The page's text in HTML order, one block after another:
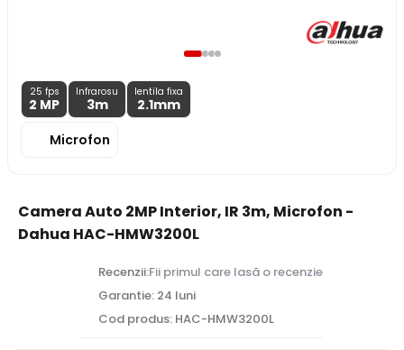
25 fps
2 MP
Infrarosu
3m
lentila fixa
2.1mm
Microfon
Camera Auto 2MP Interior, IR 3m, Microfon -
Dahua HAC-HMW3200L
Recenzii:Fii primul care lasă o recenzie
Garantie: 24 luni
Cod produs: HAC-HMW3200L